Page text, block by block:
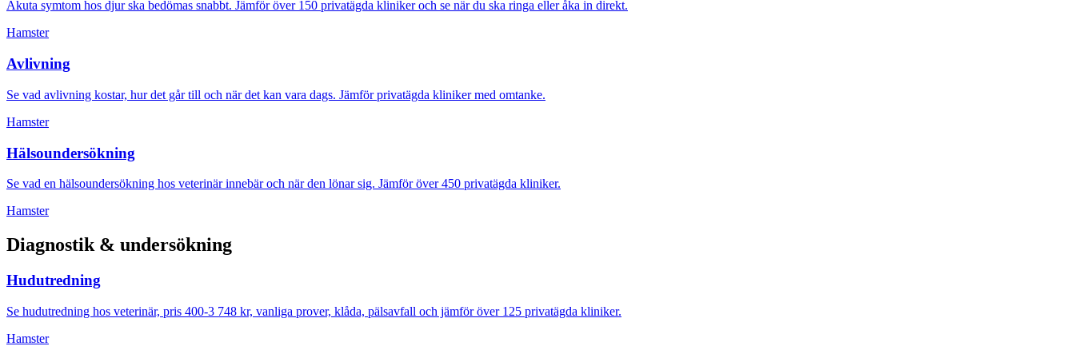
Akuta symtom hos djur ska bedömas snabbt. Jämför över 150 privatägda kliniker och se när du ska ringa eller åka in direkt.
Hamster
Avlivning
Se vad avlivning kostar, hur det går till och när det kan vara dags. Jämför privatägda kliniker med omtanke.
Hamster
Hälsoundersökning
Se vad en hälsoundersökning hos veterinär innebär och när den lönar sig. Jämför över 450 privatägda kliniker.
Hamster
Diagnostik & undersökning
Hudutredning
Se hudutredning hos veterinär, pris 400-3 748 kr, vanliga prover, klåda, pälsavfall och jämför över 125 privatägda kliniker.
Hamster